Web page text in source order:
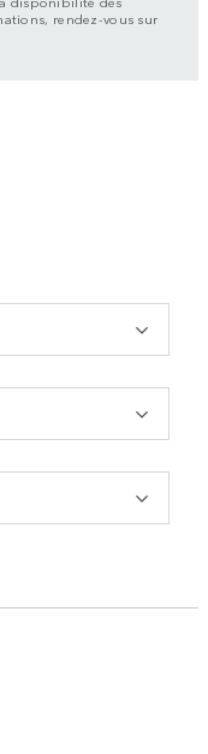
rendez-vous sur